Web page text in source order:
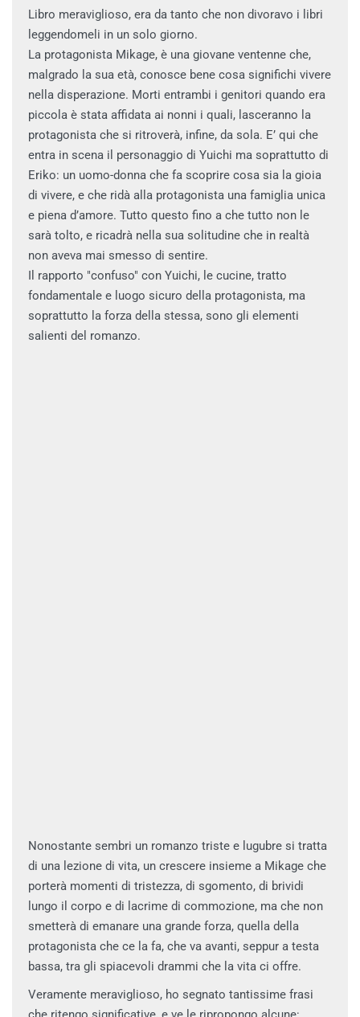
Libro meraviglioso, era da tanto che non divoravo i libri
leggendomeli in un solo giorno.
La protagonista Mikage, è una giovane ventenne che,
malgrado la sua età, conosce bene cosa significhi vivere
nella disperazione. Morti entrambi i genitori quando era
piccola è stata affidata ai nonni i quali, lasceranno la
protagonista che si ritroverà, infine, da sola. E’ qui che
entra in scena il personaggio di Yuichi ma soprattutto di
Eriko: un uomo-donna che fa scoprire cosa sia la gioia
di vivere, e che ridà alla protagonista una famiglia unica
e piena d’amore. Tutto questo fino a che tutto non le
sarà tolto, e ricadrà nella sua solitudine che in realtà
non aveva mai smesso di sentire.
Il rapporto "confuso" con Yuichi, le cucine, tratto
fondamentale e luogo sicuro della protagonista, ma
soprattutto la forza della stessa, sono gli elementi
salienti del romanzo.
Nonostante sembri un romanzo triste e lugubre si tratta
di una lezione di vita, un crescere insieme a Mikage che
porterà momenti di tristezza, di sgomento, di brividi
lungo il corpo e di lacrime di commozione, ma che non
smetterà di emanare una grande forza, quella della
protagonista che ce la fa, che va avanti, seppur a testa
bassa, tra gli spiacevoli drammi che la vita ci offre.
Veramente meraviglioso, ho segnato tantissime frasi